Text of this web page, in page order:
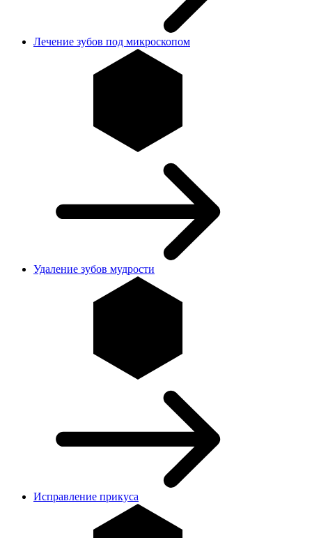
Лечение зубов под микроскопом
Удаление зубов мудрости
Исправление прикуса